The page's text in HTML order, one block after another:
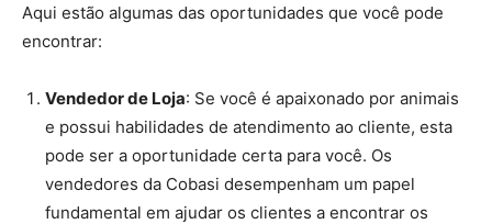
Aqui estão algumas das oportunidades que você pode
encontrar:
Vendedor de Loja: Se você é apaixonado por animais
e possui habilidades de atendimento ao cliente, esta
pode ser a oportunidade certa para você. Os
vendedores da Cobasi desempenham um papel
fundamental em ajudar os clientes a encontrar os